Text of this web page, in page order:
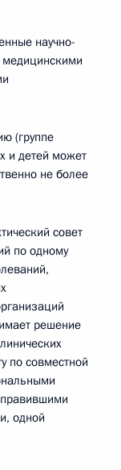
научно-
медицинскими
(группе
и детей может
не более
совет
по одному
решение
по совместной
одной